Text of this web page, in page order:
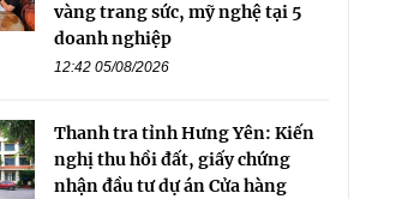
vàng trang sức, mỹ nghệ tại 5
doanh nghiệp
12:42 05/08/2026
Thanh tra tỉnh Hưng Yên: Kiến
nghị thu hồi đất, giấy chứng
nhận đầu tư dự án Cửa hàng